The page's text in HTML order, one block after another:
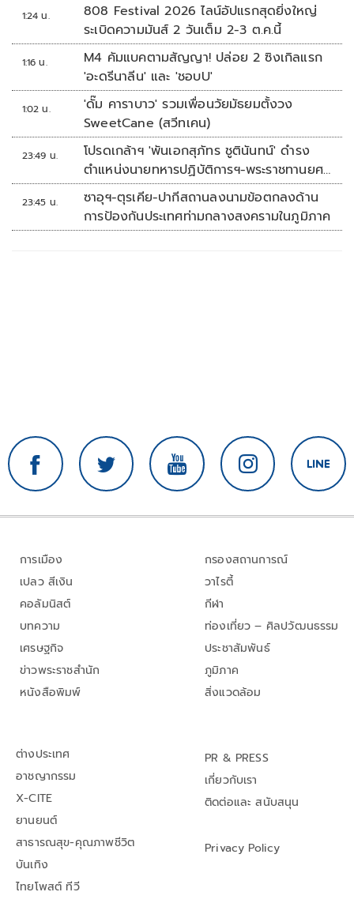
1:24 น.
808 Festival 2026 ไลน์อัปแรกสุดยิ่งใหญ่
ระเบิดความมันส์ 2 วันเต็ม 2-3 ต.ค.นี้
1:16 น.
M4 คัมแบคตามสัญญา! ปล่อย 2 ซิงเกิลแรก
'อะดรีนาลีน' และ 'ชอบU'
1:02 น.
'ดั๊ม คาราบาว' รวมเพื่อนวัยมัธยมตั้งวง
SweetCane (สวีทเคน)
23:49 น.
โปรดเกล้าฯ 'พันเอกสุภัทร ชูตินันทน์' ดำรง
ตำแหน่งนายทหารปฏิบัติการฯ-พระราชทานยศ
'พลตรี'
23:45 น.
ซาอุฯ-ตุรเคีย-ปากีสถานลงนามข้อตกลงด้าน
การป้องกันประเทศท่ามกลางสงครามในภูมิภาค
การเมือง
เปลว สีเงิน
คอลัมนิสต์
บทความ
เศรษฐกิจ
ข่าวพระราชสำนัก
หนังสือพิมพ์
กรองสถานการณ์
วาไรตี้
กีฬา
ท่องเที่ยว – ศิลปวัฒนธรรม
ประชาสัมพันธ์
ภูมิภาค
สิ่งแวดล้อม
ต่างประเทศ
อาชญากรรม
X-CITE
ยานยนต์
สาธารณสุข-คุณภาพชีวิต
บันเทิง
ไทยโพสต์ ทีวี
PR & PRESS
เกี่ยวกับเรา
ติดต่อและ สนับสนุน
Privacy Policy